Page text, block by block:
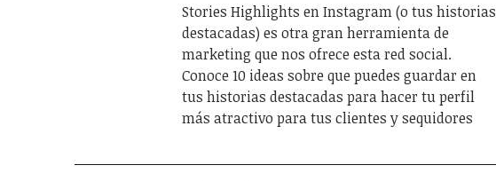
Stories Highlights en Instagram (o tus historias
destacadas) es otra gran herramienta de
marketing que nos ofrece esta red social.
Conoce 10 ideas sobre que puedes guardar en
tus historias destacadas para hacer tu perfil
más atractivo para tus clientes y sequidores